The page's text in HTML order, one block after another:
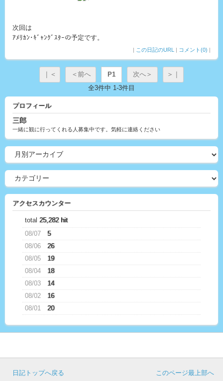
次回は
ｱﾒﾘｶﾝ･ｷﾞｬﾝｸﾞｽﾀｰの予定です。
| この日記のURL | コメント(0) |
｜＜ ＜前へ P1 次へ＞
＞｜
全3件中 1-3件目
プロフィール
三郎
一緒に観に行ってくれる人募集中です。気軽に連絡ください
アクセスカウンター
total 25,282 hit
08/07
5
08/06
26
08/05
19
08/04
18
08/03
14
08/02
16
08/01
20
このページ最上部へ
日記トップへ戻る